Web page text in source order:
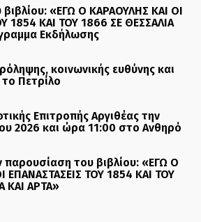
«ΕΓΩ Ο ΚΑΡΑΟΥΛΗΣ ΚΑΙ ΟΙ
1854 ΚΑΙ ΤΟΥ 1866 ΣΕ ΘΕΣΣΑΛΙΑ
Εκδήλωσης
κοινωνικής ευθύνης και
Πετρίλο
Επιτροπής Αργιθέας την
2026 και ώρα 11:00 στο Ανθηρό
του βιβλίου: «ΕΓΩ Ο
ΕΠΑΝΑΣΤΑΣΕΙΣ ΤΟΥ 1854 ΚΑΙ ΤΟΥ
ΚΑΙ ΑΡΤΑ»